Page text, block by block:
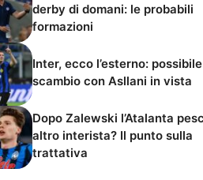
derby di domani: le probabili
formazioni
Inter, ecco l’esterno: possibile
scambio con Asllani in vista
Dopo Zalewski l’Atalanta
altro interista? Il punto sulla
trattativa